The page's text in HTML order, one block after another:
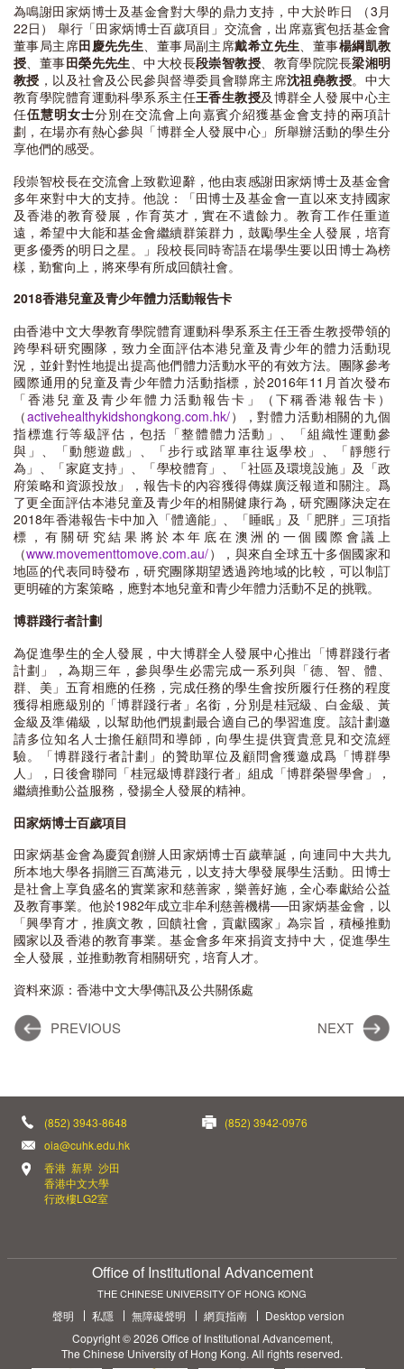
為鳴謝田家炳博士及基金會對大學的鼎力支持，中大於昨日 （3月
22日） 舉行「田家炳博士百歲項目」交流會，出席嘉賓包括基金會
董事局主席田慶先先生 、董事局副主席戴希立先生 、董事楊綱凱教
授 、董事田榮先先生 、中大校長段崇智教授 、教育學院院長梁湘明
教授 ，以及社會及公民參與督導委員會聯席主席沈祖堯教授。中大
教育學院體育運動科學系系主任王香生教授及博群全人發展中心主
任伍慧明女士分別在交流會上向嘉賓介紹獲基金會支持的兩項計
劃，在場亦有熱心參與「博群全人發展中心」所舉辦活動的學生分
享他們的感受。
段崇智校長在交流會上致歡迎辭，他由衷感謝田家炳博士及基金會
多年來對中大的支持。他說：「田博士及基金會一直以來支持國家
及香港的教育發展，作育英才，實在不遺餘力。教育工作任重道
遠，希望中大能和基金會繼續群策群力，鼓勵學生全人發展，培育
更多優秀的明日之星。」段校長同時寄語在場學生要以田博士為榜
樣，勤奮向上，將來學有所成回饋社會。
2018香港兒童及青少年體力活動報告卡
由香港中文大學教育學院體育運動科學系系主任王香生教授帶領的
跨學科研究團隊，致力全面評估本港兒童及青少年的體力活動現
況，並針對性地提出提高他們體力活動水平的有效方法。團隊參考
國際通用的兒童及青少年體力活動指標，於2016年11月首次發布
「香港兒童及青少年體力活動報告卡」（下稱香港報告卡）
（activehealthykidshongkong.com.hk/），對體力活動相關的九個
指標進行等級評估，包括「整體體力活動」、「組織性運動參
與」、「動態遊戲」、「步行或踏單車往返學校」、「靜態行
為」、「家庭支持」、「學校體育」、「社區及環境設施」及「政
府策略和資源投放」，報告卡的內容獲得傳媒廣泛報道和關注。爲
了更全面評估本港兒童及青少年的相關健康行為，研究團隊決定在
2018年香港報告卡中加入「體適能」、「睡眠」及「肥胖」三項指
標，有關研究結果將於本年底在澳洲的一個國際會議上
（www.movementtomove.com.au/），與來自全球五十多個國家和
地區的代表同時發布，研究團隊期望透過跨地域的比較，可以制訂
更明確的方案策略，應對本地兒童和青少年體力活動不足的挑戰。
博群踐行者計劃
為促進學生的全人發展，中大博群全人發展中心推出「博群踐行者
計劃」，為期三年，參與學生必需完成一系列與「德、智、體、
群、美」五育相應的任務，完成任務的學生會按所履行任務的程度
獲得相應級別的「博群踐行者」名銜，分別是桂冠級、白金級、黃
金級及準備級，以幫助他們規劃最合適自己的學習進度。該計劃邀
請多位知名人士擔任顧問和導師，向學生提供寶貴意見和交流經
驗。「博群踐行者計劃」的贊助單位及顧問會獲邀成爲「博群學
人」，日後會聯同「桂冠級博群踐行者」組成「博群榮譽學會」，
繼續推動公益服務，發揚全人發展的精神。
田家炳博士百歲項目
田家炳基金會為慶賀創辦人田家炳博士百歲華誕，向連同中大共九
所本地大學各捐贈三百萬港元，以支持大學發展學生活動。田博士
是社會上享負盛名的實業家和慈善家，樂善好施，全心奉獻給公益
及教育事業。他於1982年成立非牟利慈善機構──田家炳基金會，以
「興學育才，推廣文教，回饋社會，貢獻國家」為宗旨，積極推動
國家以及香港的教育事業。基金會多年來捐資支持中大，促進學生
全人發展，並推動教育相關研究，培育人才。
資料來源：香港中文大學傳訊及公共關係處
PREVIOUS NEXT
(852) 3943-8648
(852) 3942-0976
oia@cuhk.edu.hk
香港 新界 沙田
香港中文大學
行政樓LG2室
Office of Institutional Advancement
THE CHINESE UNIVERSITY OF HONG KONG
聲明 私隱 無障礙聲明 網頁指南
Desktop version
Copyright © 2026 Office of Institutional Advancement,
The Chinese University of Hong Kong. All rights reserved.